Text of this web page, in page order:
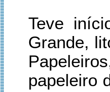
Teve
Grande,
papeleiro